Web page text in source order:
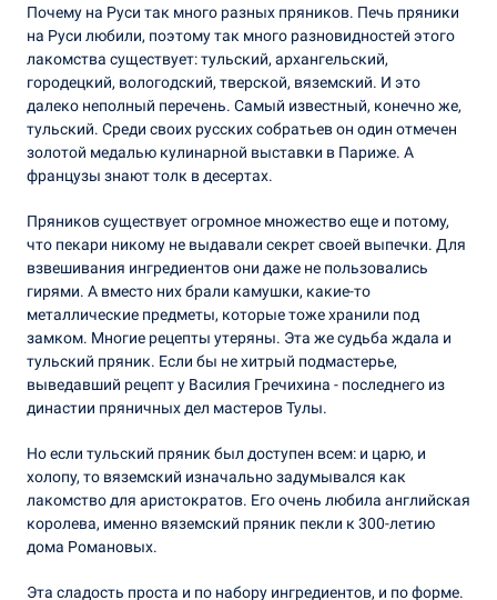
Почему на Руси так много разных пряников. Печь пряники
на Руси любили, поэтому так много разновидностей этого
лакомства существует: тульский, архангельский,
городецкий, вологодский, тверской, вяземский. И это
далеко неполный перечень. Самый известный, конечно же,
тульский. Среди своих русских собратьев он один отмечен
золотой медалью кулинарной выставки в Париже. А
французы знают толк в десертах.
Пряников существует огромное множество еще и потому,
что пекари никому не выдавали секрет своей выпечки. Для
взвешивания ингредиентов они даже не пользовались
гирями. А вместо них брали камушки, какие-то
металлические предметы, которые тоже хранили под
замком. Многие рецепты утеряны. Эта же судьба ждала и
тульский пряник. Если бы не хитрый подмастерье,
выведавший рецепт у Василия Гречихина - последнего из
династии пряничных дел мастеров Тулы.
Но если тульский пряник был доступен всем: и царю, и
холопу, то вяземский изначально задумывался как
лакомство для аристократов. Его очень любила английская
королева, именно вяземский пряник пекли к 300-летию
дома Романовых.
Эта сладость проста и по набору ингредиентов, и по форме.